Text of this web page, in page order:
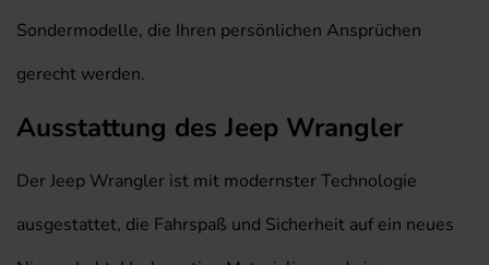
Sondermodelle, die Ihren persönlichen Ansprüchen
gerecht werden.
Ausstattung des Jeep Wrangler
Der Jeep Wrangler ist mit modernster Technologie
ausgestattet, die Fahrspaß und Sicherheit auf ein neues